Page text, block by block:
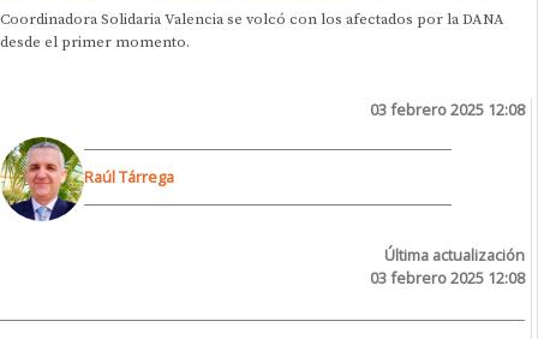
Coordinadora Solidaria Valencia se volcó con los afectados por la DANA
desde el primer momento.
03 febrero 2025 12:08
Raúl Tárrega
Última actualización
03 febrero 2025 12:08